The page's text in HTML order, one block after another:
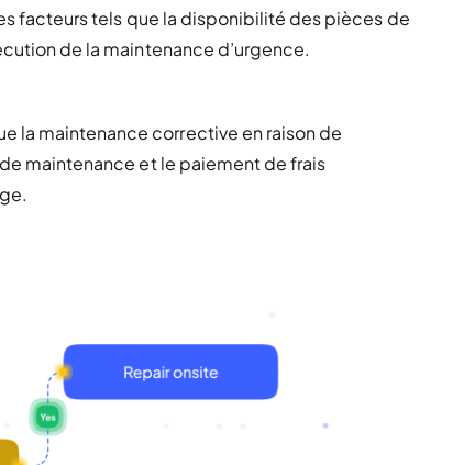
facteurs tels que la disponibilité des pièces de
de la maintenance d’urgence.
la maintenance corrective en raison de
maintenance et le paiement de frais